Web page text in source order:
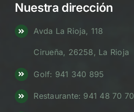
Nuestra dirección
Avda La Rioja, 118
Cirueña, 26258, La Rioja
Golf: 941 340 895
Restaurante: 941 48 70 70